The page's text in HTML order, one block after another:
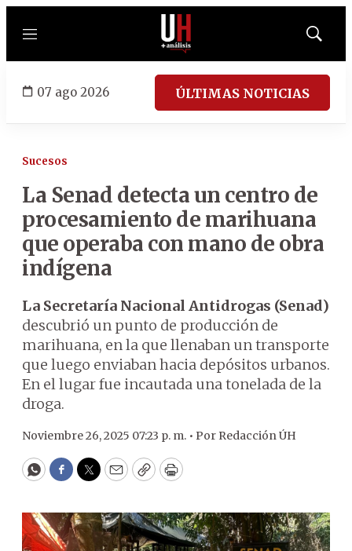
Menú
Mostrar
07 ago 2026 ÚLTIMAS NOTICIAS
Sucesos
La Senad detecta un centro de
procesamiento de marihuana
que operaba con mano de obra
indígena
La Secretaría Nacional Antidrogas (Senad)
descubrió un punto de producción de
marihuana, en la que llenaban un transporte
que luego enviaban hacia depósitos urbanos.
En el lugar fue incautada una tonelada de la
droga.
Noviembre 26, 2025 07:23 p. m. • Por Redacción ÚH
WhatsApp
Facebook
Twitter
EmailCopyPrint